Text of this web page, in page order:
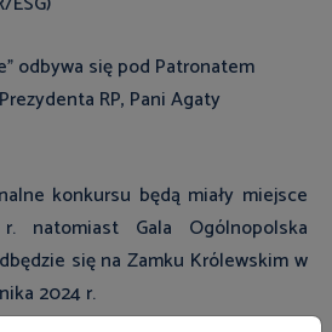
odbywa się pod Patronatem
RP, Pani Agaty
konkursu będą miały miejsce
natomiast Gala Ogólnopolska
się na Zamku Królewskim w
2024 r.